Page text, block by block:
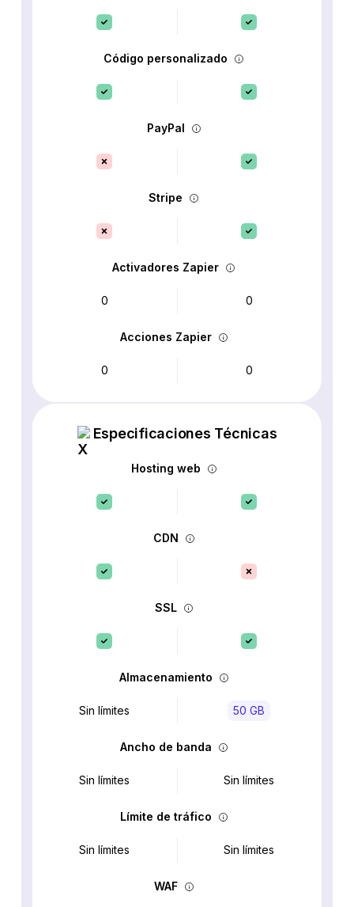
Código personalizado
PayPal
Stripe
Activadores Zapier
0 0
Acciones Zapier
0 0
Especificaciones Técnicas
Hosting web
CDN
SSL
Almacenamiento
Sin límites 50 GB
Ancho de banda
Sin límites Sin límites
Límite de tráfico
Sin límites Sin límites
WAF